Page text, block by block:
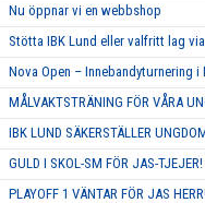
Nu öppnar vi en webbshop
Stötta IBK Lund eller valfritt lag
Nova Open – Innebandyturnering i
MÅLVAKTSTRÄNING FÖR VÅRA
IBK LUND SÄKERSTÄLLER
GULD I SKOL-SM FÖR JAS-TJEJER!
PLAYOFF 1 VÄNTAR FÖR JAS